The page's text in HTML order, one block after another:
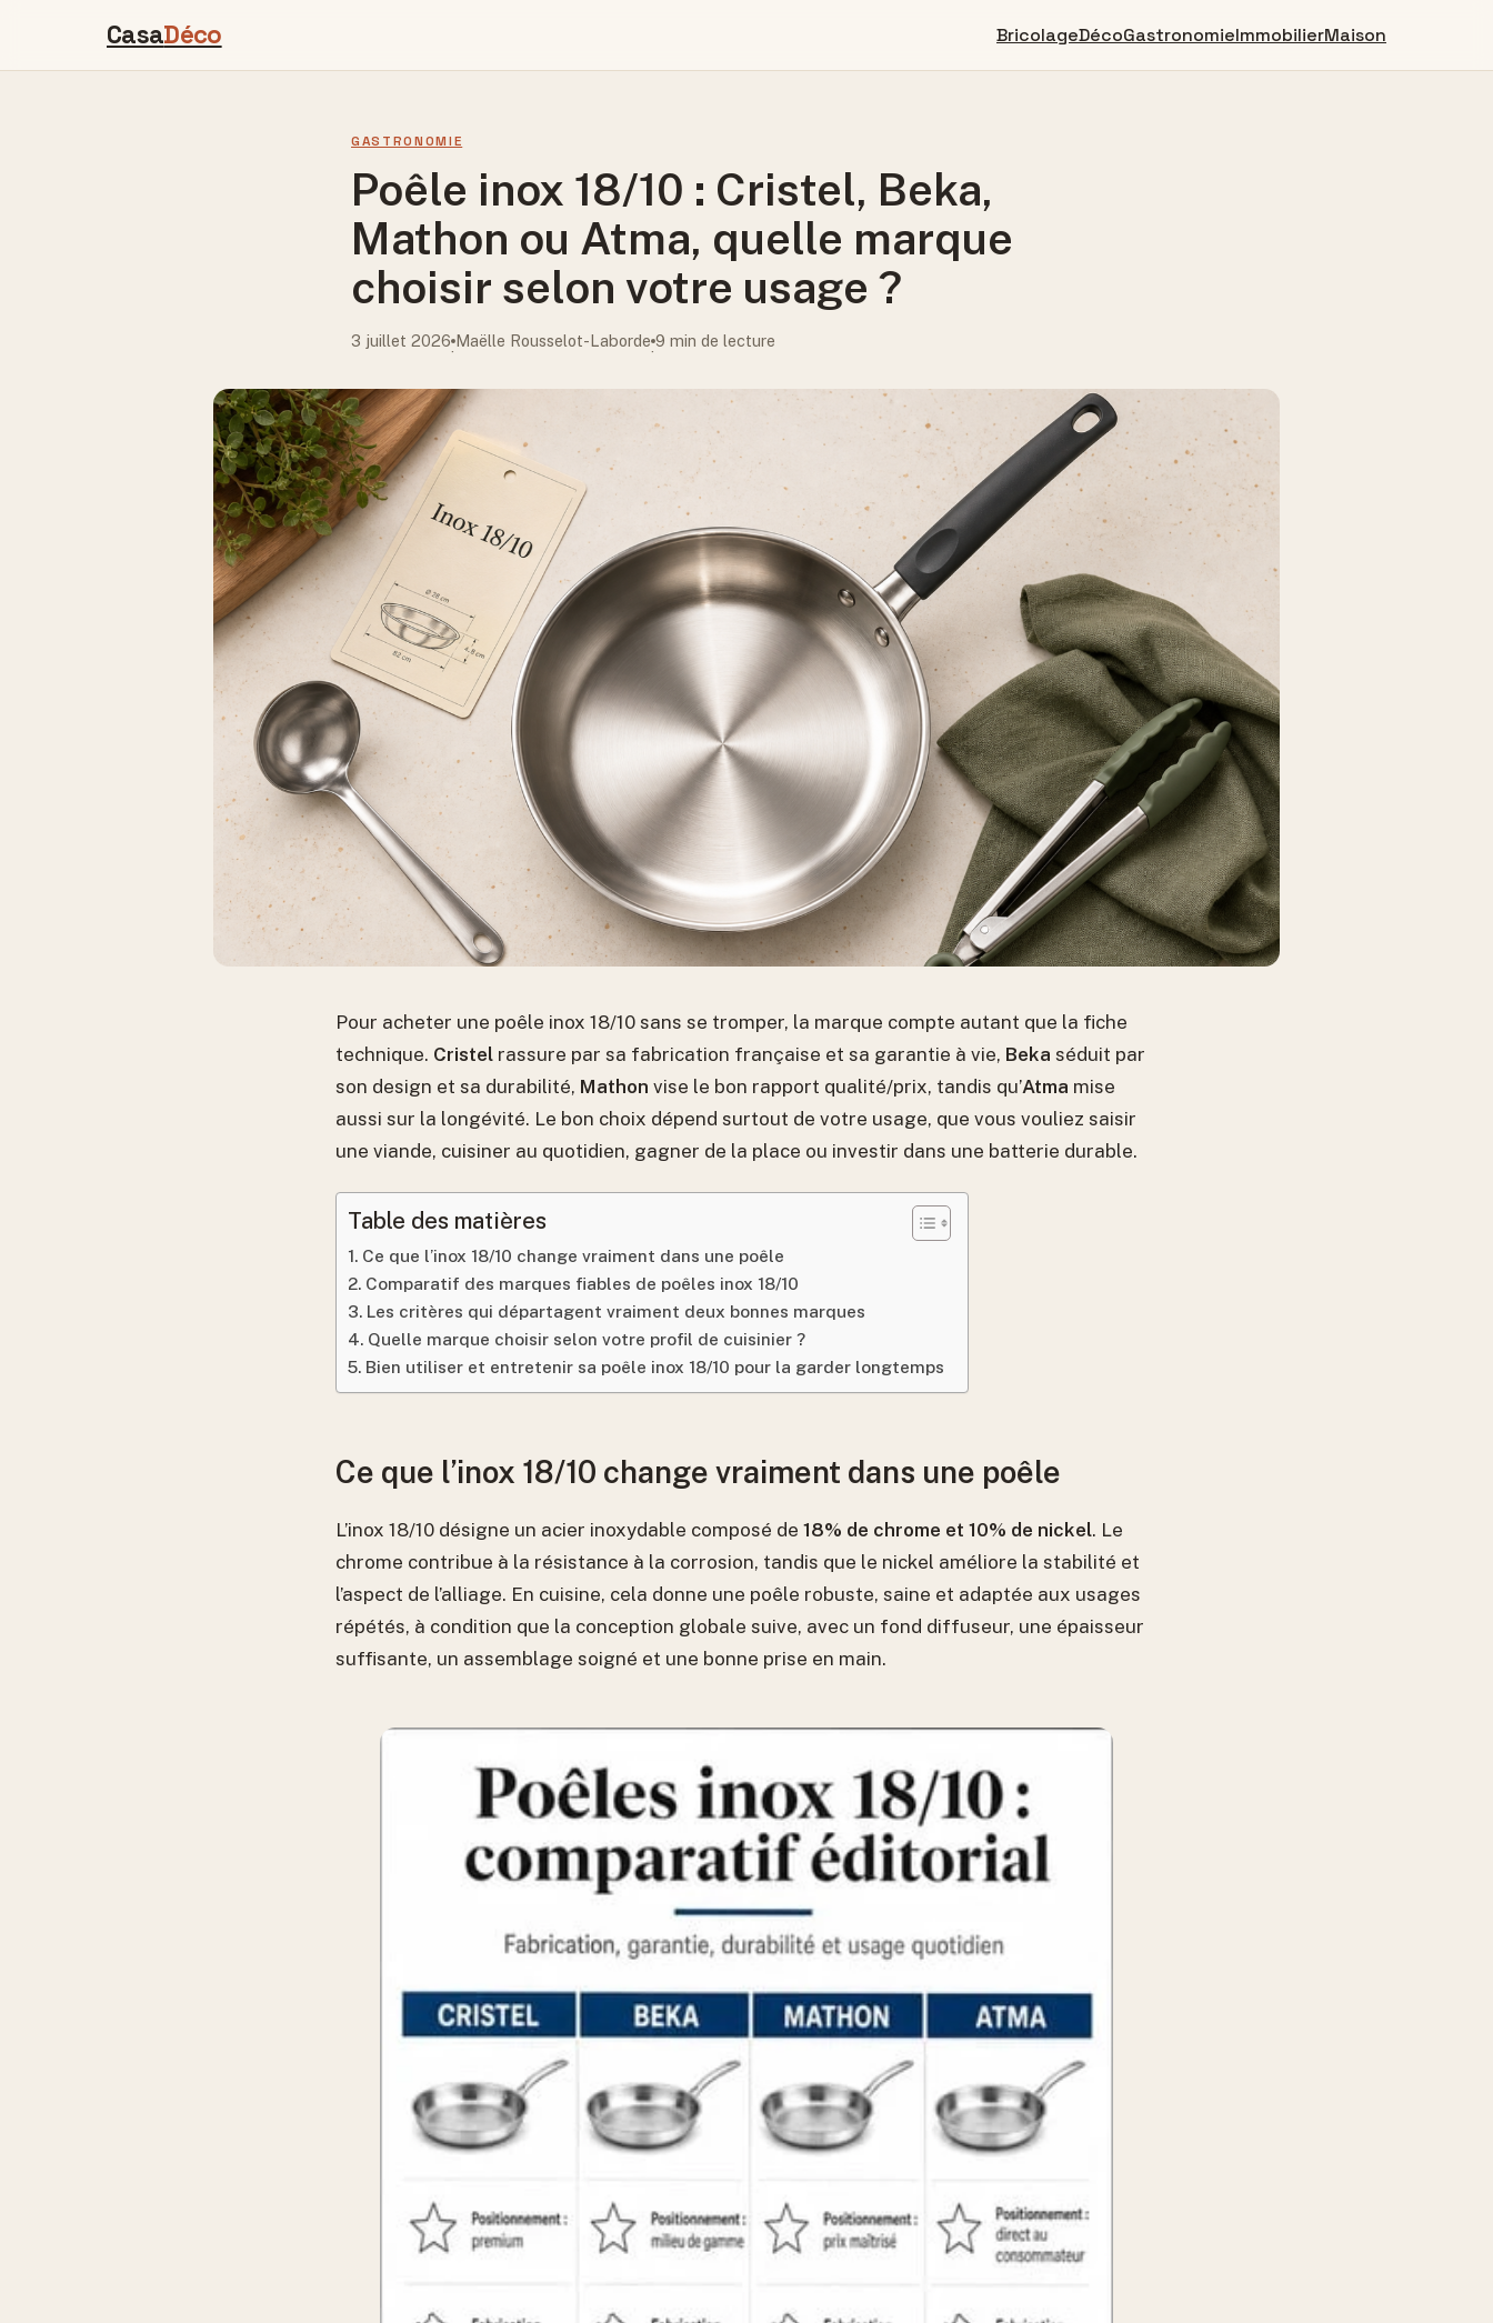
CasaDéco BricolageDécoGastronomieImmobilierMaison
GASTRONOMIE
Poêle inox 18/10 : Cristel, Beka,
Mathon ou Atma, quelle marque
choisir selon votre usage ?
3 juillet 2026
·
Maëlle Rousselot-Laborde
·
9 min de lecture
Pour acheter une poêle inox 18/10 sans se tromper, la marque compte autant que la fiche
technique. Cristel rassure par sa fabrication française et sa garantie à vie, Beka séduit par
son design et sa durabilité, Mathon vise le bon rapport qualité/prix, tandis qu’Atma mise
aussi sur la longévité. Le bon choix dépend surtout de votre usage, que vous vouliez saisir
une viande, cuisiner au quotidien, gagner de la place ou investir dans une batterie durable.
Table des matières
Ce que l’inox 18/10 change vraiment dans une poêle
Comparatif des marques fiables de poêles inox 18/10
Les critères qui départagent vraiment deux bonnes marques
Quelle marque choisir selon votre profil de cuisinier ?
Bien utiliser et entretenir sa poêle inox 18/10 pour la garder longtemps
Ce que l’inox 18/10 change vraiment dans une poêle
L’inox 18/10 désigne un acier inoxydable composé de 18% de chrome et 10% de nickel. Le
chrome contribue à la résistance à la corrosion, tandis que le nickel améliore la stabilité et
l’aspect de l’alliage. En cuisine, cela donne une poêle robuste, saine et adaptée aux usages
répétés, à condition que la conception globale suive, avec un fond diffuseur, une épaisseur
suffisante, un assemblage soigné et une bonne prise en main.